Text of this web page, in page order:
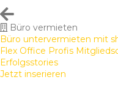
Büro vermieten
Büro untervermieten mit
Flex Office Profis
Erfolgsstories
Jetzt inserieren